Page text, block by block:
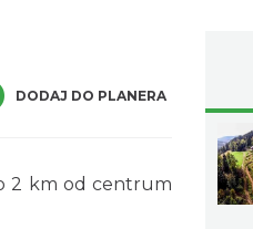
DODAJ DO PLANERA
2 km od centrum